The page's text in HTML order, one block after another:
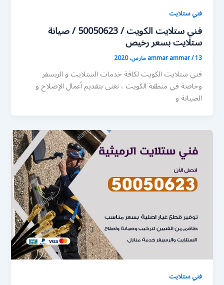
فني ستلايت
فني ستلايت الكويت / 50050623 / صيانة
ستلايت بسعر رخيص
ammar ammar/13 مارس، 2020
فني ستلايت الكويت لكافة خدمات الستلايت و الريسفر
وخاصة في منطقة الكويت ، نعنى بتقديم أعمال الإصلاح و
الصيانة و
فني ستلايت